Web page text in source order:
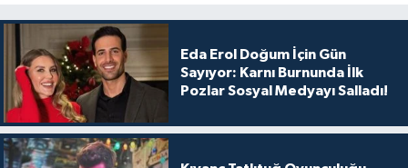
Eda Erol Doğum İçin Gün
Sayıyor: Karnı Burnunda İlk
Pozlar Sosyal Medyayı Salladı!